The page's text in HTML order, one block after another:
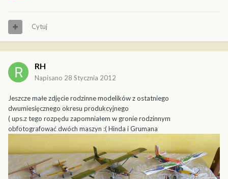
Cytuj
RH
Napisano 28 Stycznia 2012
Jeszcze małe zdjęcie rodzinne modelików z ostatniego
dwumiesięcznego okresu produkcyjnego
( ups.z tego rozpędu zapomniałem w gronie rodzinnym
obfotografować dwóch maszyn :( Hinda i Grumana